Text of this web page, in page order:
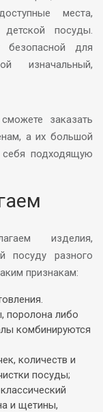
места,
детской посуды.
для
изначальный,
заказать
а их большой
себя подходящую
изделия,
посуду разного
признакам:
поролона либо
комбинируются
количеств и
посуды;
и щетины,